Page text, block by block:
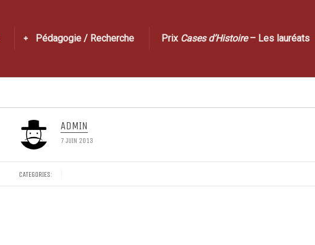
Pédagogie / Recherche Prix Cases d’Histoire– Les lauréats
ADMIN
7 JUIN 2013
CATEGORIES: